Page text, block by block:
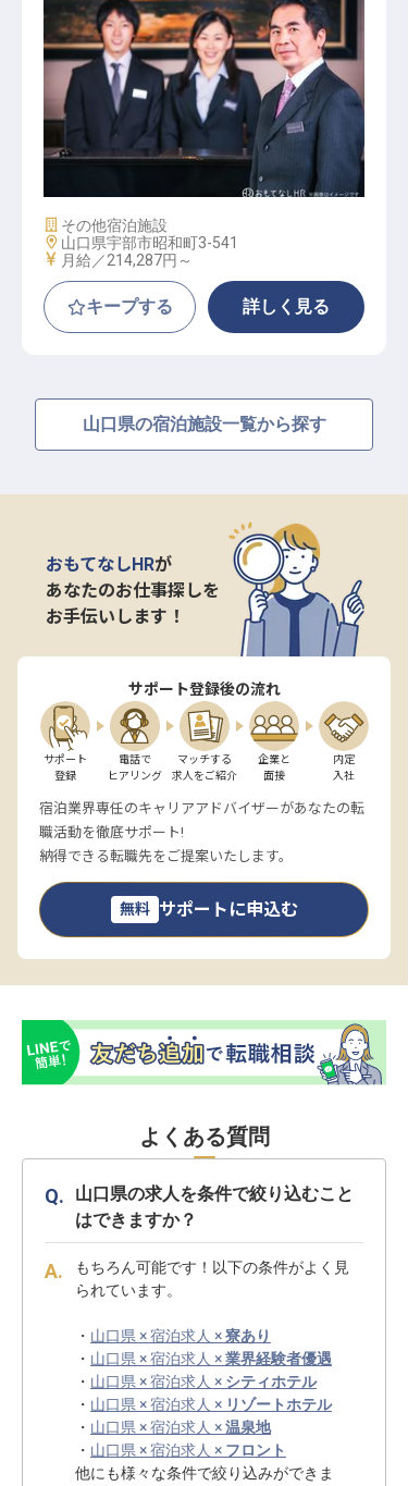
【HOTEL R9 The Yard 宇部】運営マ
ネージャー
施設業態
その他宿泊施設
勤務地
山口県宇部市昭和町3-541
給与
月給／214,287円～
キープする 詳しく見る
山口県の宿泊施設一覧から探す
おもてなしHRが
あなたのお仕事探しを
お手伝いします！
サポート登録後の流れ
サポート
登録
電話で
ヒアリング
マッチする
求人をご紹介
企業と
面接
内定
入社
宿泊業界専任のキャリアアドバイザーがあなたの転
職活動を徹底サポート!
納得できる転職先をご提案いたします。
無料 サポートに申込む
よくある質問
山口県の求人を条件で絞り込むこと
はできますか？
もちろん可能です！以下の条件がよく見
られています。
・ 山口県 × 宿泊求人 ×寮あり
・ 山口県 × 宿泊求人 ×業界経験者優遇
・ 山口県 × 宿泊求人 × シティホテル
・ 山口県 × 宿泊求人 × リゾートホテル
・ 山口県 × 宿泊求人 ×温泉地
・ 山口県 × 宿泊求人 × フロント
他にも様々な条件で絞り込みができま